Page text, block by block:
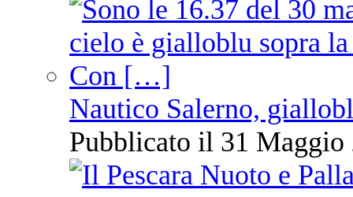
Nautico Salerno,
Pubblicato il 31 Maggio